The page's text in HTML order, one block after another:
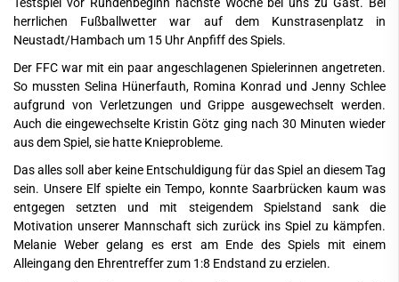
herrlichen Fußballwetter war auf dem Kunstrasenplatz in
Neustadt/Hambach um 15 Uhr Anpfiff des Spiels.
Der FFC war mit ein paar angeschlagenen Spielerinnen angetreten.
So mussten Selina Hünerfauth, Romina Konrad und Jenny Schlee
aufgrund von Verletzungen und Grippe ausgewechselt werden.
Auch die eingewechselte Kristin Götz ging nach 30 Minuten wieder
aus dem Spiel, sie hatte Knieprobleme.
Das alles soll aber keine Entschuldigung für das Spiel an diesem Tag
sein. Unsere Elf spielte ein Tempo, konnte Saarbrücken kaum was
entgegen setzten und mit steigendem Spielstand sank die
Motivation unserer Mannschaft sich zurück ins Spiel zu kämpfen.
Melanie Weber gelang es erst am Ende des Spiels mit einem
Alleingang den Ehrentreffer zum 1:8 Endstand zu erzielen.